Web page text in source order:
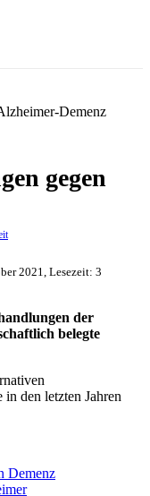
gegen
2021, Lesezeit: 3
der
belegte
in den letzten Jahren
Demenz